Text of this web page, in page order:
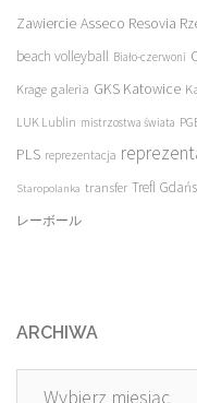
Zawiercie Asseco Resovia
beach volleyball Biało-czerwoni
Krage galeria GKS Katowice
LUK Lublin mistrzostwa świata
PLS reprezentacja
Staropolanka transfer Trefl
レーボール
ARCHIWA
Archiwa